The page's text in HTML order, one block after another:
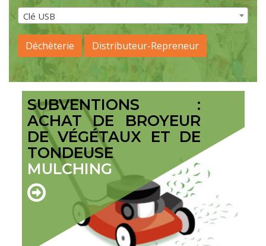
Clé USB
Déchèterie Distributeur-Repreneur
SUBVENTIONS :
ACHAT DE BROYEUR
DE VÉGÉTAUX ET DE
TONDEUSE
MULCHING